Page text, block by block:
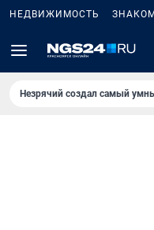
НЕДВИЖИМОСТЬ
Незрячий создал самый